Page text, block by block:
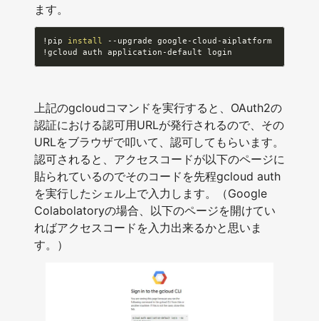
ます。
! pip install
!gcloud auth application-default login
上記のgcloudコマンドを実行すると、OAuth2の
認証における認可用URLが発行されるので、その
URLをブラウザで叩いて、認可してもらいます。
認可されると、アクセスコードが以下のページに
貼られているのでそのコードを先程gcloud auth
を実行したシェル上で入力します。（Google
Colabolatoryの場合、以下のページを開けてい
ればアクセスコードを入力出来るかと思いま
す。）